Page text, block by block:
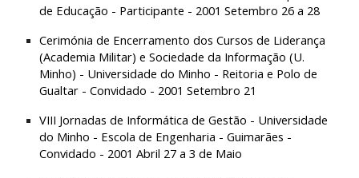
de Educação - Participante - 2001 Setembro 26 a 28
Cerimónia de Encerramento dos Cursos de Liderança
(Academia Militar) e Sociedade da Informação (U.
Minho) - Universidade do Minho - Reitoria e Polo de
Gualtar - Convidado - 2001 Setembro 21
VIII Jornadas de Informática de Gestão - Universidade
do Minho - Escola de Engenharia - Guimarães -
Convidado - 2001 Abril 27 a 3 de Maio